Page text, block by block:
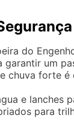
do
garantir um
chuva forte
e lanches
para